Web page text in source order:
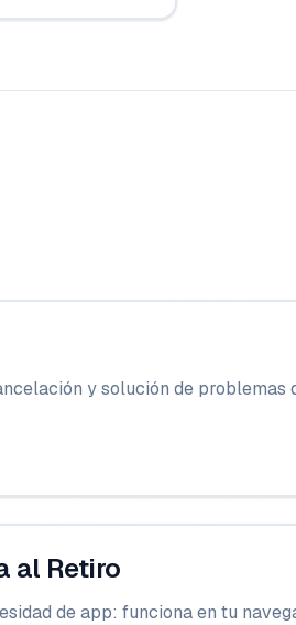
y solución de problemas
al Retiro
de app: funciona en tu